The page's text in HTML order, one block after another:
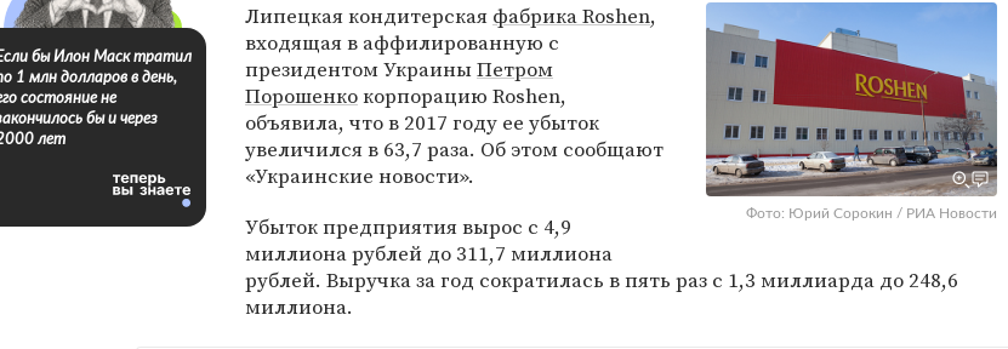
Фото: Юрий Сорокин / РИА Новости
Липецкая кондитерская фабрика Roshen,
входящая в аффилированную с
президентом УкраиныПетром
Порошенкокорпорацию Roshen,
объявила, что в 2017 году ее убыток
увеличился в 63,7 раза. Об этом сообщают
«Украинские новости».
Убыток предприятия вырос с 4,9
миллиона рублей до 311,7 миллиона
рублей. Выручка за год сократилась в пять раз с 1,3 миллиарда до 248,6
миллиона.
бы Илон Маск тратил
1 млн долларов в день,
состояние не
бы и через
лет